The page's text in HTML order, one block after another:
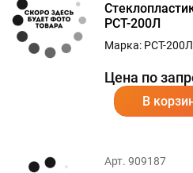
РСТ-200Л
Марка: РСТ-200Л
Цена по
В
Арт. 909187